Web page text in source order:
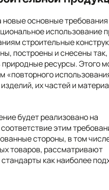
основные требования
использование
строительные
построены и снесены
ресурсы. Этого
«повторного
их частей и
будет реализовано на
этим
стороны, в том
товаров, рассматривают
как наиболее